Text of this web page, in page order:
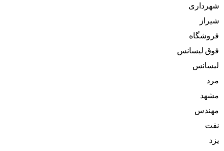
شهرداری
شیراز
فروشگاه
فوق لیسانس
لیسانس
مرد
مشهد
مهندس
نفت
یزد